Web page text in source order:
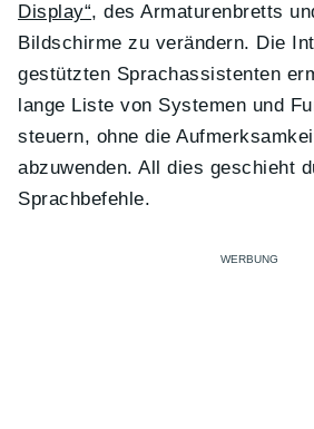
Display“, des Armaturenbretts
Bildschirme zu verändern. Die
gestützten Sprachassistenten
lange Liste von Systemen und
steuern, ohne die
abzuwenden. All dies geschieht
Sprachbefehle.